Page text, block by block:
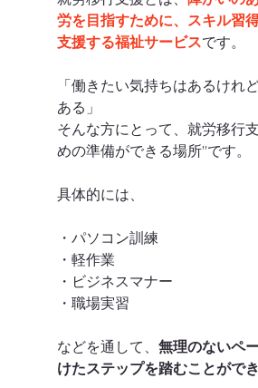
労を目指すために、スキル習
支援する福祉サービスです。
「働きたい気持ちはあるけれ
ある」
そんな方にとって、就労移行
めの準備ができる場所”です。
具体的には、
・パソコン訓練
・軽作業
・ビジネスマナー
・職場実習
などを通して、 無理のないペ
けたステップを踏むことができ